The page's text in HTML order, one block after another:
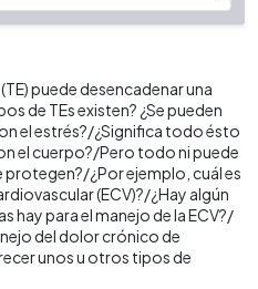
puede desencadenar una
de TEs existen? ¿Se pueden
el estrés?/¿Significa todo ésto
el cuerpo?/Pero todo ni puede
¿Por ejemplo, cuál es
(ECV)?/¿Hay algún
hay para el manejo de la ECV?/
del dolor crónico de
unos u otros tipos de